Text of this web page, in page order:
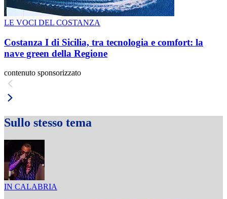
LE VOCI DEL COSTANZA
Costanza I di Sicilia, tra tecnologia e comfort: la
nave green della Regione
contenuto sponsorizzato
Sullo stesso tema
IN CALABRIA